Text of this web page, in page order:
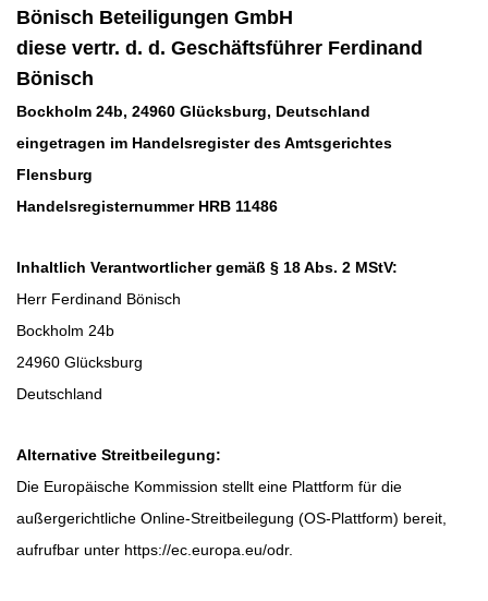
Bönisch Beteiligungen GmbH
diese vertr. d. d. Geschäftsführer Ferdinand
Bönisch
Bockholm 24b, 24960 Glücksburg, Deutschland
eingetragen im Handelsregister des Amtsgerichtes
Flensburg
Handelsregisternummer HRB 11486
Inhaltlich Verantwortlicher gemäß § 18 Abs. 2 MStV:
Herr Ferdinand Bönisch
Bockholm 24b
24960 Glücksburg
Deutschland
Alternative Streitbeilegung:
Die Europäische Kommission stellt eine Plattform für die
außergerichtliche Online-Streitbeilegung (OS-Plattform) bereit,
aufrufbar unter https://ec.europa.eu/odr.